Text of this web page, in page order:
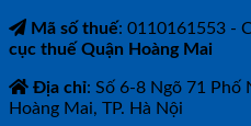
Mã số thuế: 0110161553 -
cục thuế Quận Hoàng Mai
Địa chỉ: Số 6-8 Ngõ 71 Phố
Hoàng Mai, TP. Hà Nội